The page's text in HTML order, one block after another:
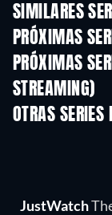
SIMILARES
PRÓXIMAS
PRÓXIMAS
STREAMING)
Temporada
OTRAS
JustWatch